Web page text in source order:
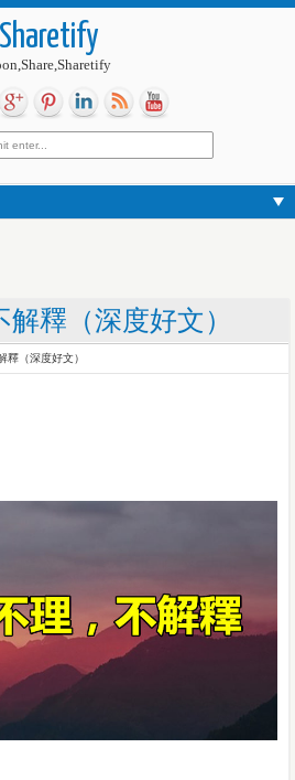
Sharetify
釋（深度好文）
釋（深度好文）